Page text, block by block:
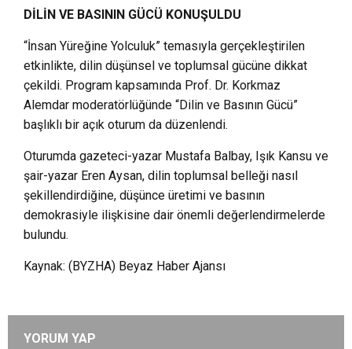
DİLİN VE BASININ GÜCÜ KONUŞULDU
“İnsan Yüreğine Yolculuk” temasıyla gerçekleştirilen
etkinlikte, dilin düşünsel ve toplumsal gücüne dikkat
çekildi. Program kapsamında Prof. Dr. Korkmaz
Alemdar moderatörlüğünde “Dilin ve Basının Gücü”
başlıklı bir açık oturum da düzenlendi.
Oturumda gazeteci-yazar Mustafa Balbay, Işık Kansu ve
şair-yazar Eren Aysan, dilin toplumsal belleği nasıl
şekillendirdiğine, düşünce üretimi ve basının
demokrasiyle ilişkisine dair önemli değerlendirmelerde
bulundu.
Kaynak: (BYZHA) Beyaz Haber Ajansı
YORUM YAP